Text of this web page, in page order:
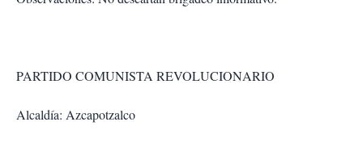
PARTIDO COMUNISTA REVOLUCIONARIO
Alcaldía: Azcapotzalco